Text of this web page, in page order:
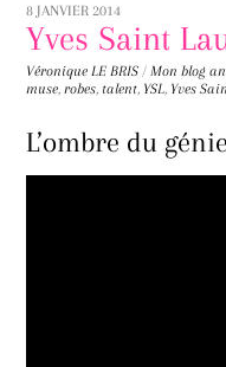
8 JANVIER 2014
Yves Saint
Véronique LE BRIS / Mon blog
muse, robes, talent, YSL, Yves
L’ombre du génie